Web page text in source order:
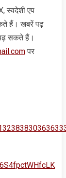
स्‍वदेशी एप
हैं। खबरें पढ़
सकते हैं।
पर